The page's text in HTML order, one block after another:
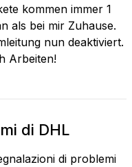
kommen immer 1
als bei mir Zuhause.
nun deaktiviert.
Arbeiten!
di DHL
di problemi